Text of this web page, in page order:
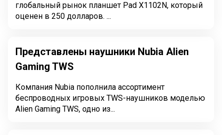
глобальный рынок планшет Pad X1102N, который
оценен в 250 долларов. ...
Представлены наушники Nubia Alien
Gaming TWS
Компания Nubia пополнила ассортимент
беспроводных игровых TWS-наушников моделью
Alien Gaming TWS, одно из...